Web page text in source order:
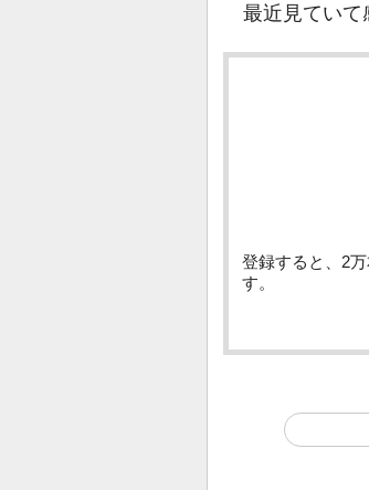
最近見ていて
登録すると、2
す。